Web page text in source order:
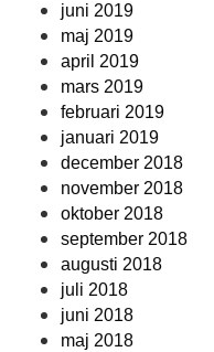
juni 2019
maj 2019
april 2019
mars 2019
februari 2019
januari 2019
december 2018
november 2018
oktober 2018
september 2018
augusti 2018
juli 2018
juni 2018
maj 2018